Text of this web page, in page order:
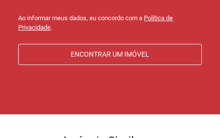
Ao informar meus dados, eu concordo com a Política de
Privacidade.
ENCONTRAR UM IMÓVEL